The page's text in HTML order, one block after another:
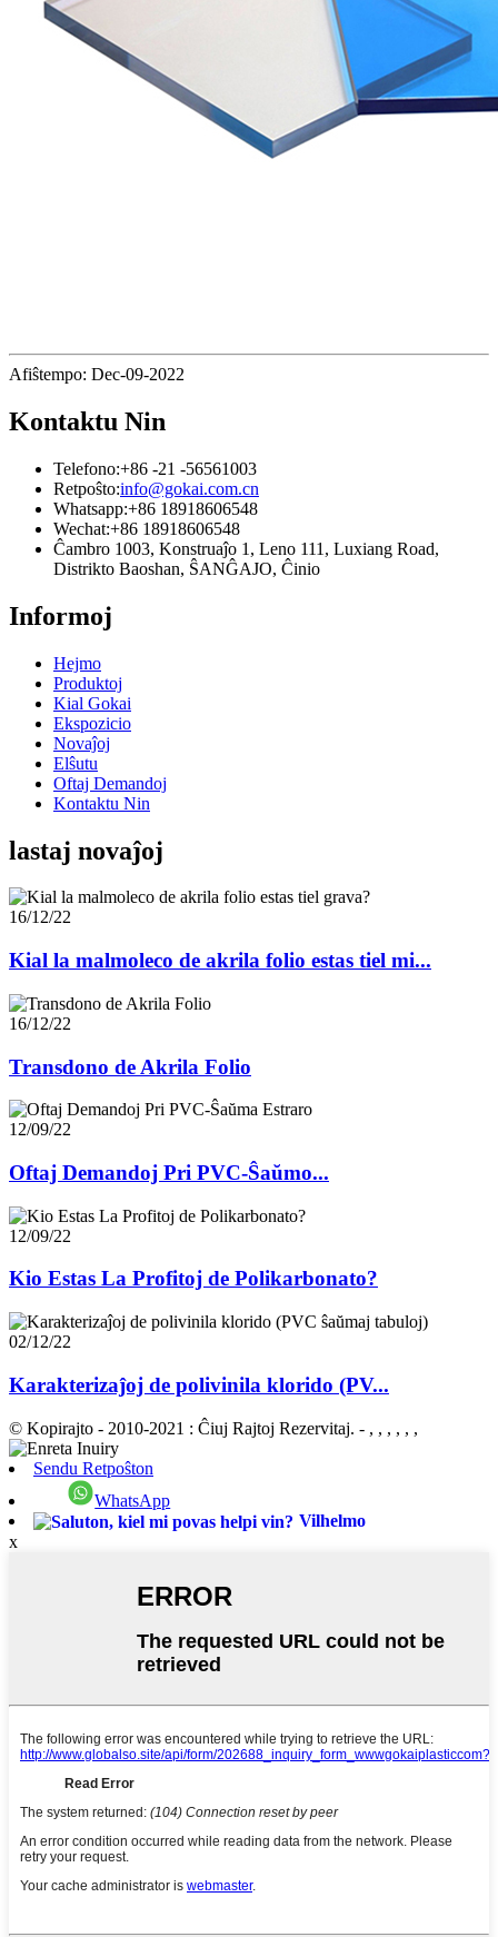
Afiŝtempo: Dec-09-2022
Kontaktu Nin
Telefono:+86 -21 -56561003
Retpoŝto:info@gokai.com.cn
Whatsapp:+86 18918606548
Wechat:+86 18918606548
Ĉambro 1003, Konstruaĵo 1, Leno 111, Luxiang Road,
Distrikto Baoshan, ŜANĜAJO, Ĉinio
Informoj
Hejmo
Produktoj
Kial Gokai
Ekspozicio
Novaĵoj
Elŝutu
Oftaj Demandoj
Kontaktu Nin
lastaj novaĵoj
16/12/22
Kial la malmoleco de akrila folio estas tiel mi...
16/12/22
Transdono de Akrila Folio
12/09/22
Oftaj Demandoj Pri PVC-Ŝaŭmo...
12/09/22
Kio Estas La Profitoj de Polikarbonato?
02/12/22
Karakterizaĵoj de polivinila klorido (PV...
© Kopirajto - 2010-2021 : Ĉiuj Rajtoj Rezervitaj. - , , , , , ,
Sendu Retpoŝton
WhatsApp
Vilhelmo
x